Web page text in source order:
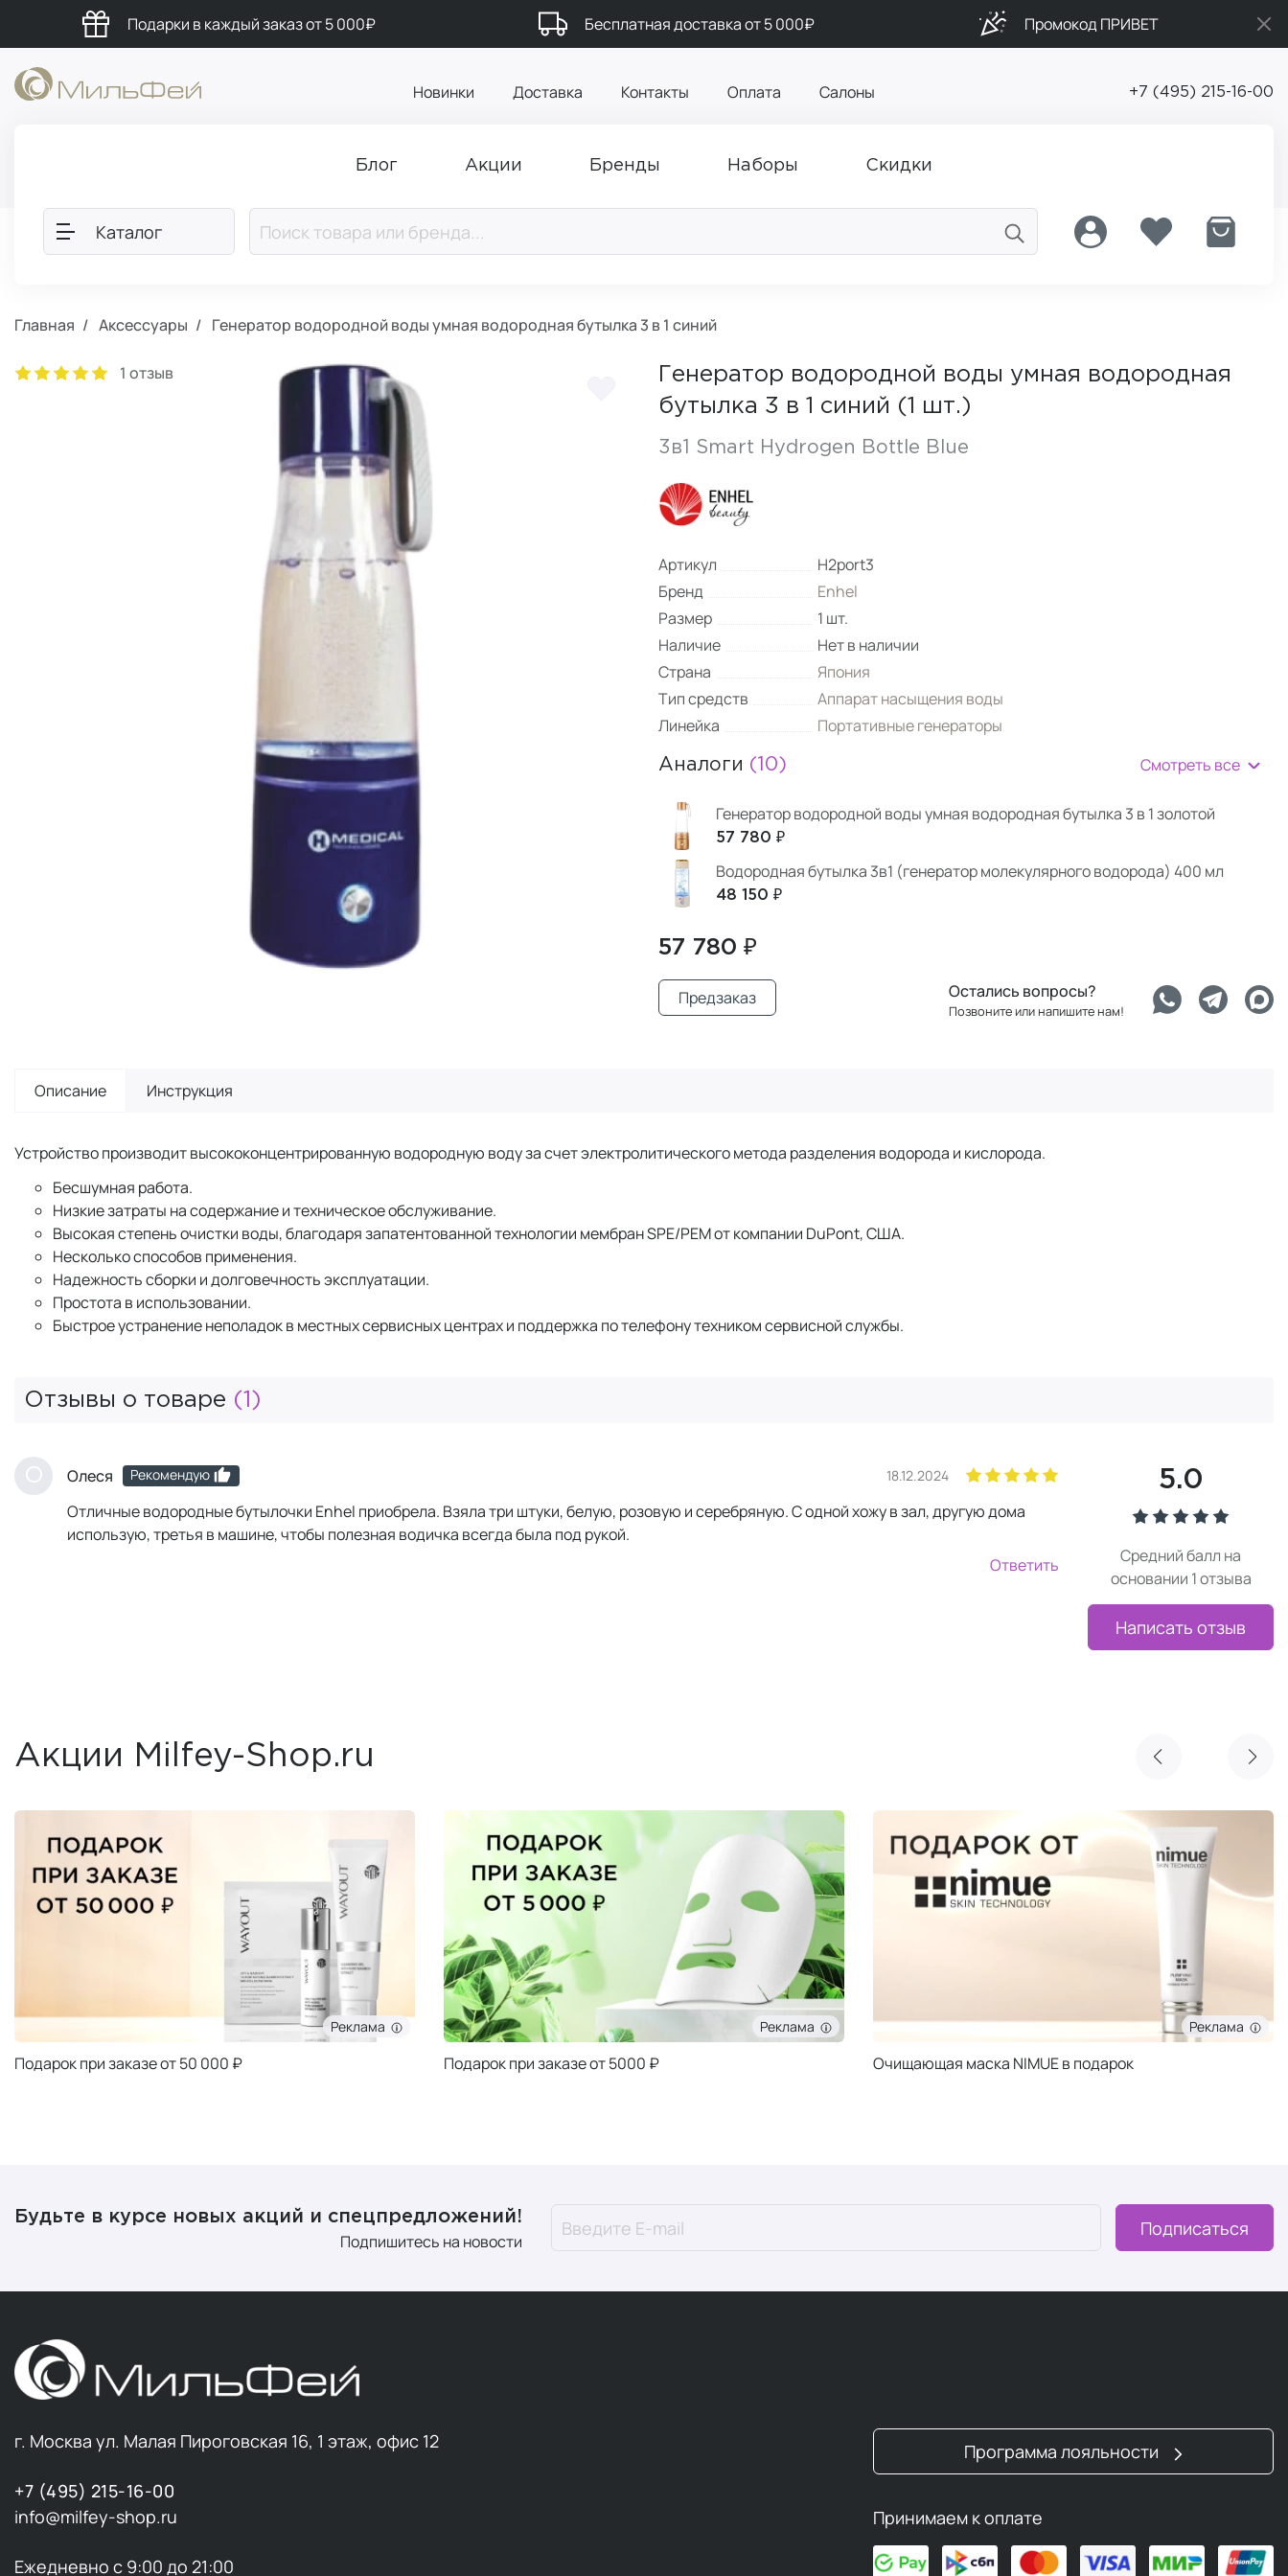
Подарки в каждый заказ от 5 000₽ Бесплатная доставка от 5 000₽ Промокод ПРИВЕТ
Новинки Доставка Контакты Оплата Салоны +7 (495) 215-16-00
Блог Акции Бренды Наборы Скидки
Каталог
Главная Аксессуары Генератор водородной воды умная водородная бутылка 3 в 1 синий
1 отзыв
Генератор водородной воды умная водородная
бутылка 3 в 1 синий (1 шт.)
3в1 Smart Hydrogen Bottle Blue
Артикул
H2port3
Бренд
Enhel
Размер
1 шт.
Наличие
Нет в наличии
Страна
Япония
Тип средств
Аппарат насыщения воды
Линейка
Портативные генераторы
Аналоги (10) Смотреть все
Генератор водородной воды умная водородная бутылка 3 в 1 золотой
57 780 ₽
Водородная бутылка 3в1 (генератор молекулярного водорода) 400 мл
48 150 ₽
57 780 ₽
Предзаказ Остались вопросы?
Позвоните или напишите нам!
Описание Инструкция
Устройство производит высококонцентрированную водородную воду за счет электролитического метода разделения водорода и кислорода.
Бесшумная работа.
Низкие затраты на содержание и техническое обслуживание.
Высокая степень очистки воды, благодаря запатентованной технологии мембран SPE/PEM от компании DuPont, США.
Несколько способов применения.
Надежность сборки и долговечность эксплуатации.
Простота в использовании.
Быстрое устранение неполадок в местных сервисных центрах и поддержка по телефону техником сервисной службы.
Отзывы о товаре (1)
5.0
Средний балл на
основании 1 отзыва
Написать отзыв
Олеся Рекомендую 18.12.2024
Отличные водородные бутылочки Enhel приобрела. Взяла три штуки, белую, розовую и серебряную. С одной хожу в зал, другую дома
использую, третья в машине, чтобы полезная водичка всегда была под рукой.
Ответить
Акции Milfey-Shop.ru
Реклама
Подарок при заказе от 50 000 ₽
Реклама
Подарок при заказе от 5000 ₽
Реклама
Очищающая маска NIMUE в подарок
Будьте в курсе новых акций и спецпредложений!
Подпишитесь на новости
Подписаться
г. Москва ул. Малая Пироговская 16, 1 этаж, офис 12
+7 (495) 215-16-00
info@milfey-shop.ru
Ежедневно с 9:00 до 21:00
Программа лояльности
Принимаем к оплате